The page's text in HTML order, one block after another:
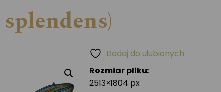
splendens)
Rozmiar pliku:
2513×1804 px
Dodaj do ulubionych